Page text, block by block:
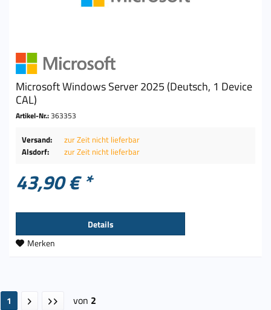
Microsoft Windows Server 2025 (Deutsch, 1 Device
CAL)
Artikel-Nr.:363353
Versand:
zur Zeit nicht lieferbar
Alsdorf:
zur Zeit nicht lieferbar
43,90 € *
Details
Merken
1 von 2